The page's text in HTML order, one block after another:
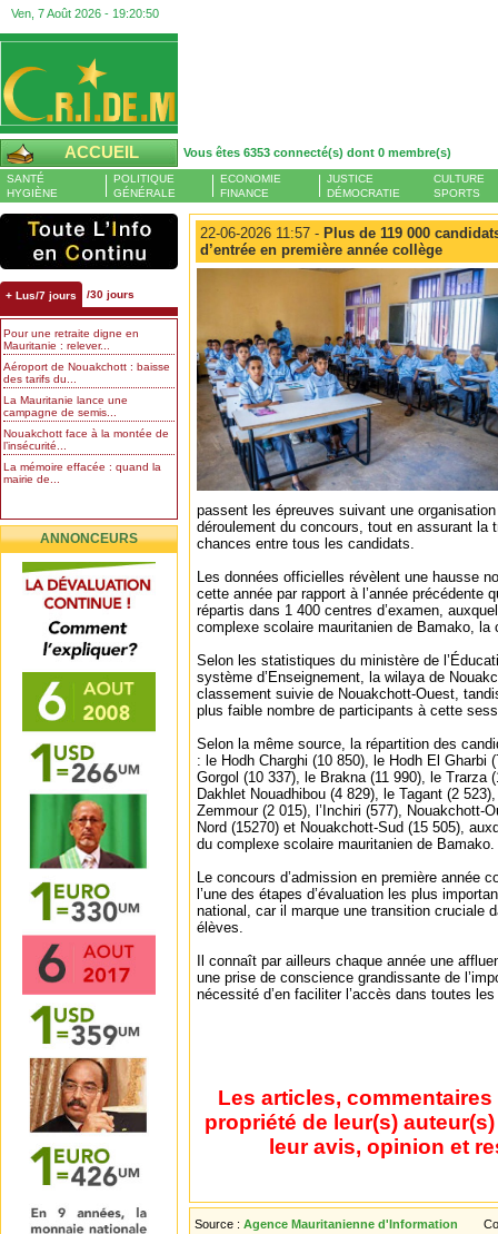
Ven, 7 Août 2026 - 19:20:51
ACCUEIL Vous êtes 6353 connecté(s) dont 0 membre(s)
SANTÉ
HYGIÈNE
POLITIQUE
GÉNÉRALE
ECONOMIE
FINANCE
JUSTICE
DÉMOCRATIE
CULTURE
SPORTS
+ Lus/7 jours /30 jours
Pour une retraite digne en
Mauritanie : relever...
Aéroport de Nouakchott : baisse
des tarifs du...
La Mauritanie lance une
campagne de semis...
Nouakchott face à la montée de
l’insécurité...
La mémoire effacée : quand la
mairie de...
ANNONCEURS
22-06-2026 11:57 - Plus de 119 000
d’entrée en première année collège
passent les épreuves suivant une
déroulement du concours, tout en assurant la
chances entre tous les candidats.
Les données officielles révèlent une hausse
cette année par rapport à l’année précédente
répartis dans 1 400 centres d’examen,
complexe scolaire mauritanien de Bamako, la
Selon les statistiques du ministère de
système d’Enseignement, la wilaya de
classement suivie de Nouakchott-Ouest,
plus faible nombre de participants à cette
Selon la même source, la répartition des
: le Hodh Charghi (10 850), le Hodh El Gharbi
Gorgol (10 337), le Brakna (11 990), le Trarza
Dakhlet Nouadhibou (4 829), le Tagant (2
Zemmour (2 015), l’Inchiri (577), Nouakchott-
Nord (15270) et Nouakchott-Sud (15 505),
du complexe scolaire mauritanien de Bamako.
Le concours d’admission en première année
l’une des étapes d’évaluation les plus
national, car il marque une transition cruciale
élèves.
Il connaît par ailleurs chaque année une
une prise de conscience grandissante de
nécessité d’en faciliter l’accès dans toutes
Les articles,
propriété de leur(s)
leur avis, opinion et
Source : Agence Mauritanienne d'Information